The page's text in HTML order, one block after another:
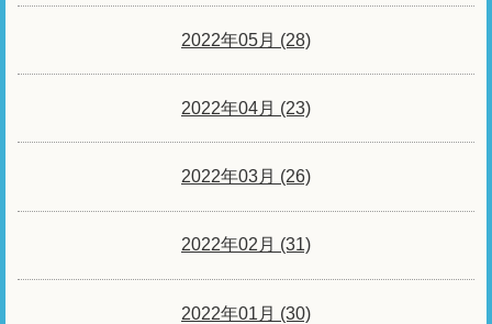
2022年05月 (28)
2022年04月 (23)
2022年03月 (26)
2022年02月 (31)
2022年01月 (30)